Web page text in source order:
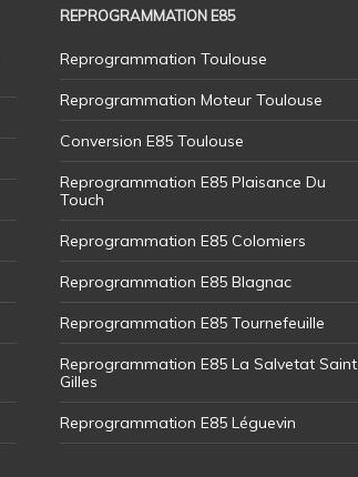
REPROGRAMMATION E85
Reprogrammation Toulouse
Reprogrammation Moteur Toulouse
Conversion E85 Toulouse
Reprogrammation E85 Plaisance Du
Touch
Reprogrammation E85 Colomiers
Reprogrammation E85 Blagnac
Reprogrammation E85 Tournefeuille
Reprogrammation E85 La Salvetat Saint
Gilles
Reprogrammation E85 Léguevin